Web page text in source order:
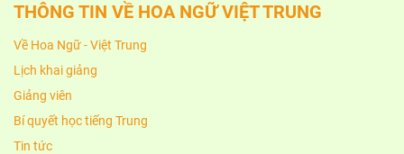
THÔNG TIN VỀ HOA NGỮ VIỆT TRUNG
Về Hoa Ngữ - Việt Trung
Lịch khai giảng
Giảng viên
Bí quyết học tiếng Trung
Tin tức